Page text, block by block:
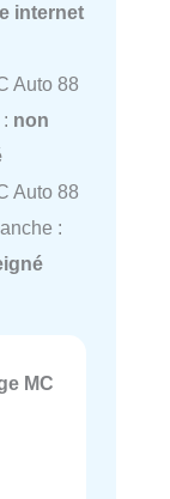
internet
Auto 88
non
Auto 88
:
MC